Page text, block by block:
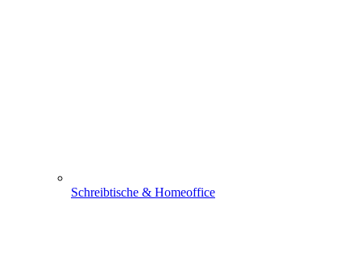
Schreibtische & Homeoffice